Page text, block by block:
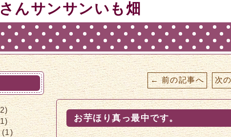
んサンサンいも畑
← 前の記事へ 次
お芋ほり真っ最中です。